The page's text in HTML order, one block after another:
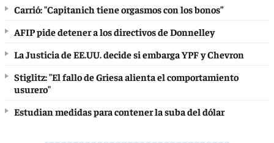
Carrió: "Capitanich tiene orgasmos con los bonos”
AFIP pide detener a los directivos de Donnelley
La Justicia de EE.UU. decide si embarga YPF y Chevron
Stiglitz: "El fallo de Griesa alienta el comportamiento
usurero"
Estudian medidas para contener la suba del dólar